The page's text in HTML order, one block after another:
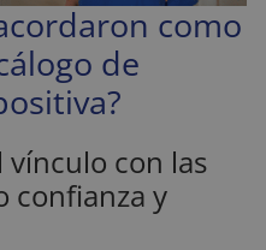
como
de
con las
confianza y